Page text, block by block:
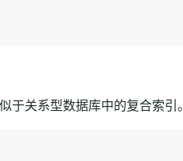
关系型数据库中的复合索引。